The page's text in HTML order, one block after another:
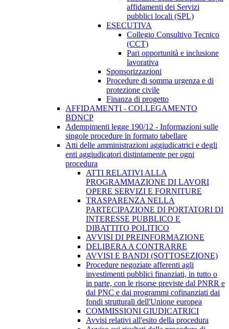
affidamenti dei Servizi
pubblici locali (SPL)
ESECUTIVA
Collegio Consultivo Tecnico
(CCT)
Pari opportunità e inclusione
lavorativa
Sponsorizzazioni
Procedure di somma urgenza e di
protezione civile
Finanza di progetto
AFFIDAMENTI - COLLEGAMENTO
BDNCP
Adempimenti legge 190/12 - Informazioni sulle
singole procedure in formato tabellare
Atti delle amministrazioni aggiudicatrici e degli
enti aggiudicatori distintamente per ogni
procedura
ATTI RELATIVI ALLA
PROGRAMMAZIONE DI LAVORI
OPERE SERVIZI E FORNITURE
TRASPARENZA NELLA
PARTECIPAZIONE DI PORTATORI DI
INTERESSE PUBBLICO E
DIBATTITO POLITICO
AVVISI DI PREINFORMAZIONE
DELIBERA A CONTRARRE
AVVISI E BANDI (SOTTOSEZIONE)
Procedure negoziate afferenti agli
investimenti pubblici finanziati, in tutto o
in parte, con le risorse previste dal PNRR e
dal PNC e dai programmi cofinanziati dai
fondi strutturali dell'Unione europea
COMMISSIONI GIUDICATRICI
Avvisi relativi all'esito della procedura